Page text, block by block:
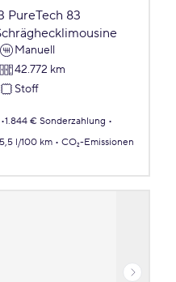
PureTech 83
Manuell
42.772 km
Stoff
1.844 € Sonderzahlung
5,5 l/100 km
CO₂-Emissionen